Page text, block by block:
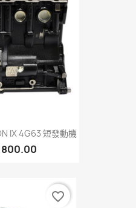
IX 4G63 短發動機
favorite_border